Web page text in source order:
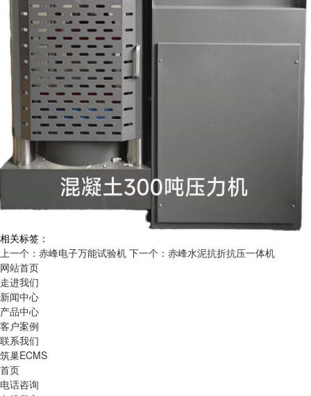
相关标签：
上一个：赤峰电子万能试验机 下一个：赤峰水泥抗折抗压一体机
网站首页
走进我们
新闻中心
产品中心
客户案例
联系我们
筑巢ECMS
首页
电话咨询